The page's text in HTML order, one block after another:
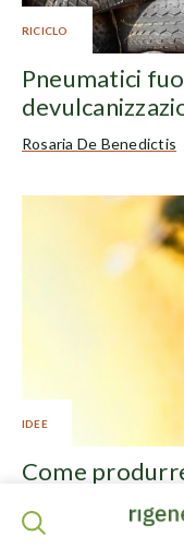
RICICLO
Pneumatici
Rosaria De Benedictis
IDEE
Come
Rosaria De Benedictis
ISCRIVITI